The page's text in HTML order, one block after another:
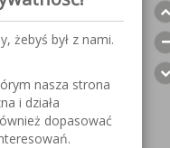
zawartości LZO
redukuje ryzyko
komfort
żebyś był z nami.
nasza strona
i działa
dopasować